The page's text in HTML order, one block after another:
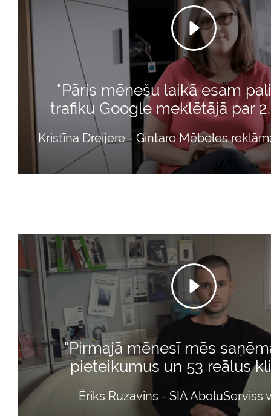
"Pāris mēnešu laikā esam
trafiku Google meklētājā par
Kristīna Dreijere - Gintaro Mēbeles
"Pirmajā mēnesī mēs
pieteikumus un 53 reālus
Ēriks Ruzavins - SIA AboluServiss